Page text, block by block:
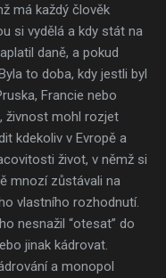
má každý člověk
si vydělá a kdy stát na
daně, a pokud
to doba, kdy jestli byl
Francie nebo
živnost mohl rozjet
kdekoliv v Evropě a
život, v němž si
mnozí zůstávali na
vlastního rozhodnutí.
nesnažil “otesat” do
jinak kádrovat.
a monopol